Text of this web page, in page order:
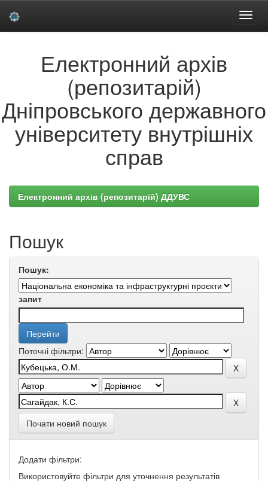
Електронний архів
(репозитарій)
Дніпровського державного
університету внутрішніх
справ
Електронний архів (репозитарій) ДДУВС
Пошук
Пошук:
запит
Поточні фільтри:
Почати новий пошук
Додати фільтри:
Використовуйте фільтри для уточнення результатів